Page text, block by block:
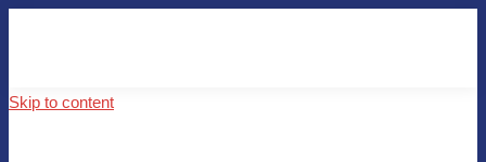
Skip to content